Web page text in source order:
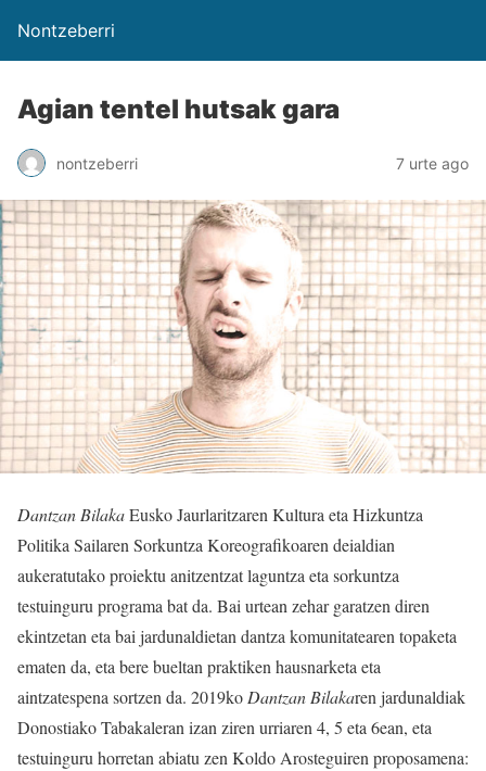
Nontzeberri
Agian tentel hutsak gara
nontzeberri 7 urte ago
Dantzan BilakaEusko Jaurlaritzaren Kultura eta Hizkuntza
Politika Sailaren Sorkuntza Koreografikoaren deialdian
aukeratutako proiektu anitzentzat laguntza eta sorkuntza
testuinguru programa bat da. Bai urtean zehar garatzen diren
ekintzetan eta bai jardunaldietan dantza komunitatearen topaketa
ematen da, eta bere bueltan praktiken hausnarketa eta
aintzatespena sortzen da. 2019koDantzan Bilakaren jardunaldiak
Donostiako Tabakaleran izan ziren urriaren 4, 5 eta 6ean, eta
testuinguru horretan abiatu zen Koldo Arosteguiren proposamena: